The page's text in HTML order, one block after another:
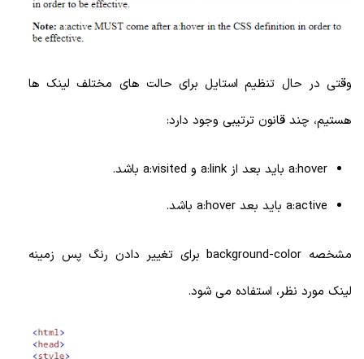
وقتی در حال تنظیم استایل برای حالت های مختلف لینک ها
هستیم، چند قانون ترتیبی وجود دارد:
a:hover باید بعد از a:link و a:visited باشد.
a:active باید بعد a:hover باشد.
مشخصه background-color برای تغییر دادن رنگ پس زمینه
لینک مورد نظر، استفاده می شود.